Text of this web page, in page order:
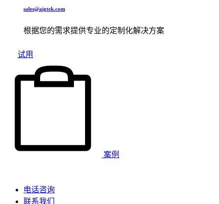
sales@aigtek.com
根据您的需求提供专业的定制化解决方案
试用
案例
电话咨询
联系我们